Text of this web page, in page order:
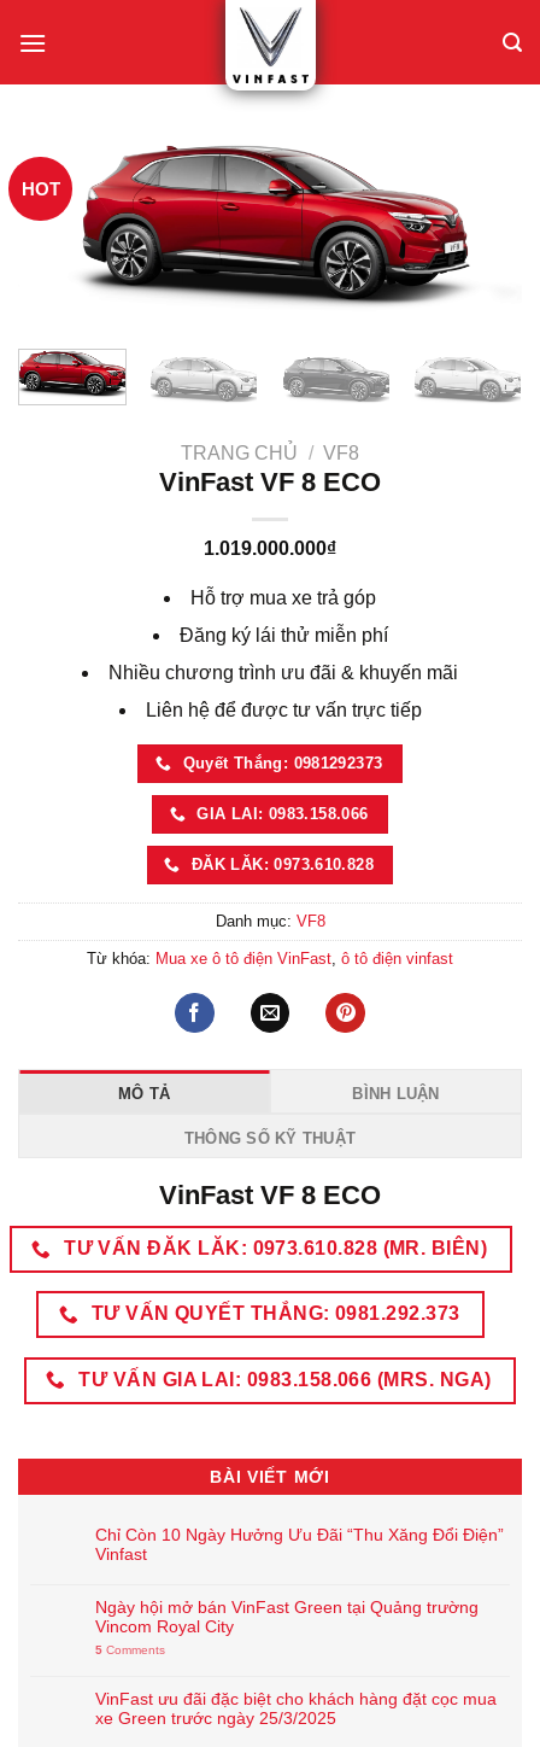
HOT
TRANG CHỦ / VF8
VinFast VF 8 ECO
1.019.000.000₫
Hỗ trợ mua xe trả góp
Đăng ký lái thử miễn phí
Nhiều chương trình ưu đãi & khuyến mãi
Liên hệ để được tư vấn trực tiếp
Quyết Thắng: 0981292373
GIA LAI: 0983.158.066
ĐĂK LĂK: 0973.610.828
Danh mục: VF8
Từ khóa: Mua xe ô tô điện VinFast, ô tô điện vinfast
MÔ TẢ BÌNH LUẬN
THÔNG SỐ KỸ THUẬT
VinFast VF 8 ECO
TƯ VẤN ĐĂK LĂK: 0973.610.828 (MR. BIÊN)
TƯ VẤN QUYẾT THẮNG: 0981.292.373
TƯ VẤN GIA LAI: 0983.158.066 (MRS. NGA)
BÀI VIẾT MỚI
Chỉ Còn 10 Ngày Hưởng Ưu Đãi “Thu Xăng Đổi Điện”
Vinfast
Ngày hội mở bán VinFast Green tại Quảng trường
Vincom Royal City
5 Comments
VinFast ưu đãi đặc biệt cho khách hàng đặt cọc mua
xe Green trước ngày 25/3/2025